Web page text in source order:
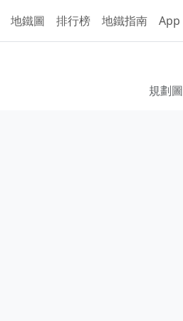
地鐵圖 排行榜 地鐵指南 App
規劃圖